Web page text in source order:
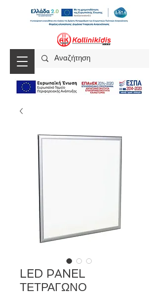
LED PANEL
ΤΕΤΡΑΓΩΝΟ